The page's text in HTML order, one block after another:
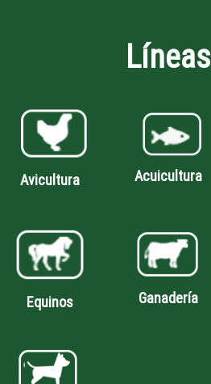
Líneas
Avicultura Acuicultura
Equinos Ganadería